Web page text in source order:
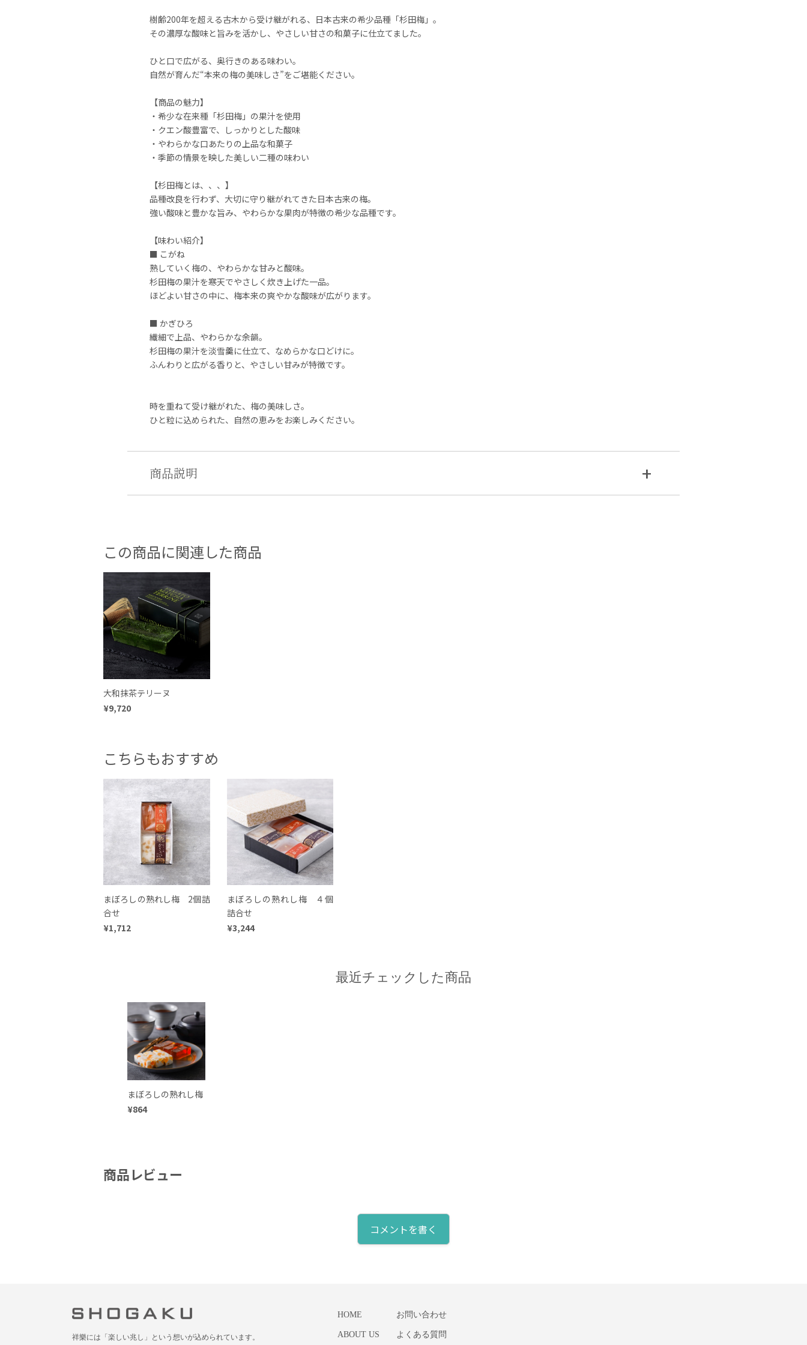
樹齢200年を超える古木から受け継がれる、日本古来の希少品種「杉田梅」。
その濃厚な酸味と旨みを活かし、やさしい甘さの和菓子に仕立てました。
ひと口で広がる、奥行きのある味わい。
自然が育んだ“本来の梅の美味しさ”をご堪能ください。
【商品の魅力】
・希少な在来種「杉田梅」の果汁を使用
・クエン酸豊富で、しっかりとした酸味
・やわらかな口あたりの上品な和菓子
・季節の情景を映した美しい二種の味わい
【杉田梅とは、、、】
品種改良を行わず、大切に守り継がれてきた日本古来の梅。
強い酸味と豊かな旨み、やわらかな果肉が特徴の希少な品種です。
【味わい紹介】
■ こがね
熟していく梅の、やわらかな甘みと酸味。
杉田梅の果汁を寒天でやさしく炊き上げた一品。
ほどよい甘さの中に、梅本来の爽やかな酸味が広がります。
■ かぎひろ
繊細で上品、やわらかな余韻。
杉田梅の果汁を淡雪羹に仕立て、なめらかな口どけに。
ふんわりと広がる香りと、やさしい甘みが特徴です。
時を重ねて受け継がれた、梅の美味しさ。
ひと粒に込められた、自然の恵みをお楽しみください。
商品説明
この商品に関連した商品
大和抹茶テリーヌ
¥9,720
こちらもおすすめ
まぼろしの熟れし梅 2個詰
合せ
¥1,712
まぼろしの熟れし梅 ４個
詰合せ
¥3,244
最近チェックした商品
まぼろしの熟れし梅
¥864
商品レビュー
コメントを書く
祥樂には「楽しい兆し」という想いが込められています。
HOME
ABOUT US
お問い合わせ
よくある質問